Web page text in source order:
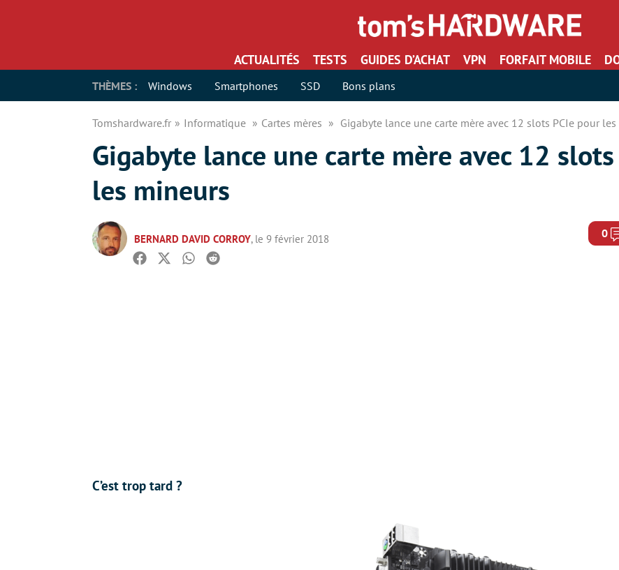
ACTUALITÉS TESTS GUIDES D’ACHAT VPN FORFAIT MOBILE
THÈMES : Windows Smartphones SSD Bons plans
Tomshardware.fr Informatique Cartes mères Gigabyte lance une carte mère avec 12 slots PCIe pour
Gigabyte lance une carte mère avec 12
les mineurs
BERNARD DAVID CORROY, le 9 février 2018 0
Facebook
TwitterWhatsapp
Reddit
C’est trop tard ?